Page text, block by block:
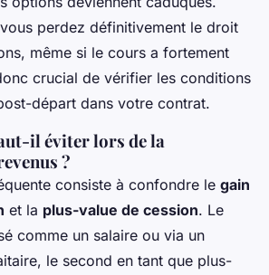
perdez définitivement le droit
même si le cours a fortement
crucial de vérifier les conditions
départ dans votre contrat.
il éviter lors de la
?
consiste à confondre le gain
et la plus-value de cession. Le
comme un salaire ou via un
le second en tant que plus-